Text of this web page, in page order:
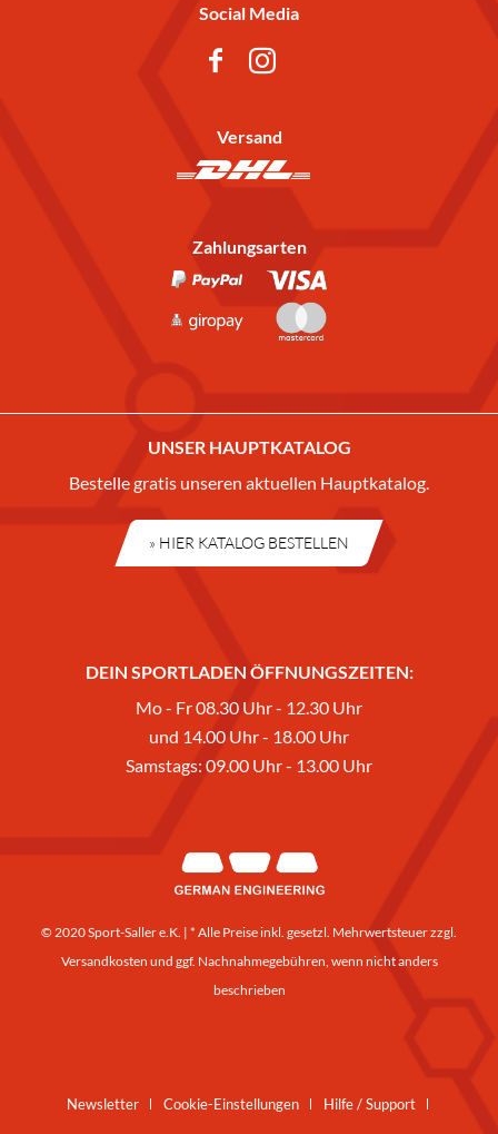
Social Media
Versand
Zahlungsarten
UNSER HAUPTKATALOG
Bestelle gratis unseren aktuellen Hauptkatalog.
» HIER KATALOG BESTELLEN
DEIN SPORTLADEN ÖFFNUNGSZEITEN:
Mo - Fr 08.30 Uhr - 12.30 Uhr
und 14.00 Uhr - 18.00 Uhr
Samstags: 09.00 Uhr - 13.00 Uhr
© 2020 Sport-Saller e.K. | * Alle Preise inkl. gesetzl. Mehrwertsteuer zzgl.
Versandkosten und ggf. Nachnahmegebühren, wenn nicht anders
beschrieben
Newsletter Cookie-Einstellungen Hilfe / Support